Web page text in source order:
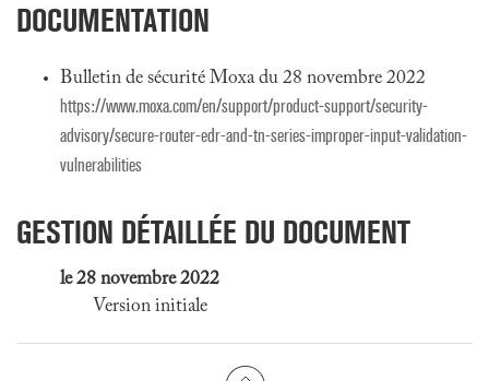
DOCUMENTATION
Bulletin de sécurité Moxa du 28 novembre 2022
https://www.moxa.com/en/support/product-support/security-
advisory/secure-router-edr-and-tn-series-improper-input-validation-
vulnerabilities
GESTION DÉTAILLÉE DU DOCUMENT
le 28 novembre 2022
Version initiale